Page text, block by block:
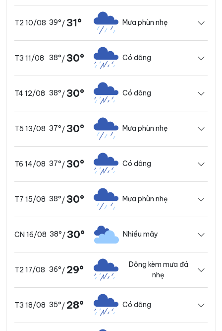
T2 10/08 39°/31° Mưa phùn nhẹ
T3 11/08 38°/30° Có dông
T4 12/08 38°/30° Có dông
T5 13/08 37°/30° Mưa phùn nhẹ
T6 14/08 37°/30° Có dông
T7 15/08 38°/30° Mưa phùn nhẹ
CN 16/08 38°/30° Nhiều mây
T2 17/08 36°/ 29°
Dông kèm mưa đá
nhẹ
T3 18/08 35°/ 28° Có dông